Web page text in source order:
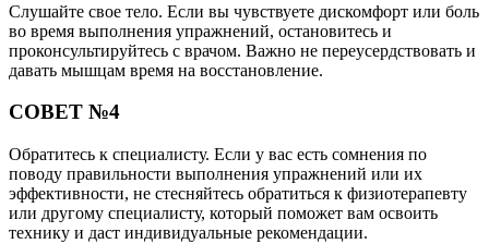
Слушайте свое тело. Если вы чувствуете дискомфорт или боль
во время выполнения упражнений, остановитесь и
проконсультируйтесь с врачом. Важно не переусердствовать и
давать мышцам время на восстановление.
СОВЕТ №4
Обратитесь к специалисту. Если у вас есть сомнения по
поводу правильности выполнения упражнений или их
эффективности, не стесняйтесь обратиться к физиотерапевту
или другому специалисту, который поможет вам освоить
технику и даст индивидуальные рекомендации.